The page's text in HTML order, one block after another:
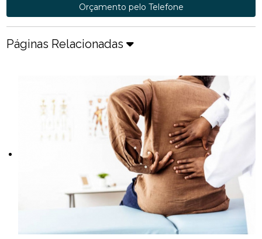
Orçamento pelo Telefone
Páginas Relacionadas